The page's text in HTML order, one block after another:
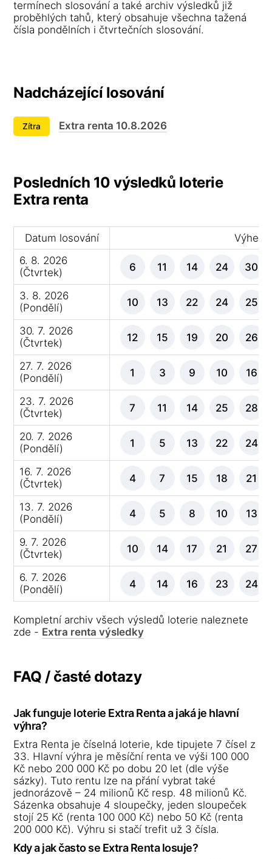
termínech slosování a také archiv výsledků již
proběhlých tahů, který obsahuje všechna tažená
čísla pondělních i čtvrtečních slosování.
Nadcházející losování
Zítra Extra renta 10.8.2026
Posledních 10 výsledků loterie
Extra renta
Datum losování
6. 8. 2026
(Čtvrtek)
6 11 14 24 30
3. 8. 2026
(Pondělí)
10 13 22 24 25
30. 7. 2026
(Čtvrtek)
12 15 19 20 26
27. 7. 2026
(Pondělí)
1 3 9 10 16
23. 7. 2026
(Čtvrtek)
7 11 14 25 28
20. 7. 2026
(Pondělí)
1 5 13 22 24
16. 7. 2026
(Čtvrtek)
4 7 15 18 21
13. 7. 2026
(Pondělí)
4 5 8 10 13
9. 7. 2026
(Čtvrtek)
10 14 17 21 27
6. 7. 2026
(Pondělí)
4 14 16 23 24
Kompletní archiv všech výsledů loterie naleznete
zde - Extra renta výsledky
FAQ / časté dotazy
Jak funguje loterie Extra Renta a jaká je hlavní
výhra?
Extra Renta je číselná loterie, kde tipujete 7 čísel z
33. Hlavní výhra je měsíční renta ve výši 100 000
Kč nebo 200 000 Kč po dobu 20 let (dle výše
sázky). Tuto rentu lze na přání vybrat také
jednorázově – 24 milionů Kč resp. 48 milionů Kč.
Sázenka obsahuje 4 sloupečky, jeden sloupeček
stojí 25 Kč (renta 100 000 Kč) nebo 50 Kč (renta
200 000 Kč). Výhru si stačí trefit už 3 čísla.
Kdy a jak často se Extra Renta losuje?